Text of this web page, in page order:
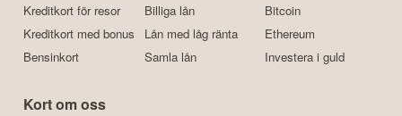
Kreditkort för resor
Kreditkort med bonus
Bensinkort
Billiga lån
Lån med låg ränta
Samla lån
Bitcoin
Ethereum
Investera i guld
Kort om oss